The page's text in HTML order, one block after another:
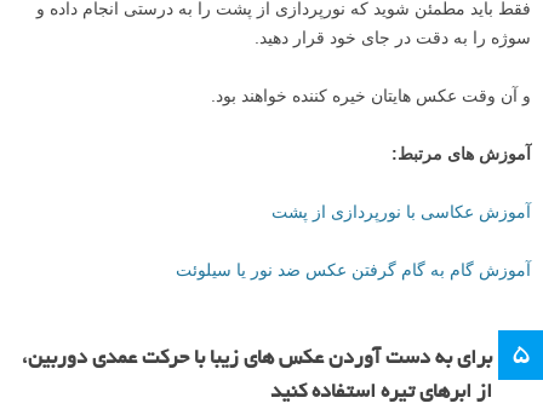
فقط باید مطمئن شوید که نورپردازی از پشت را به درستی انجام داده و
سوژه را به دقت در جای خود قرار دهید.
و آن وقت عکس هایتان خیره کننده خواهند بود.
آموزش های مرتبط:
آموزش عکاسی با نورپردازی از پشت
آموزش گام به گام گرفتن عکس ضد نور یا سیلوئت
۵
برای به دست آوردن عکس های زیبا با حرکت عمدی دوربین،
از ابرهای تیره استفاده کنید